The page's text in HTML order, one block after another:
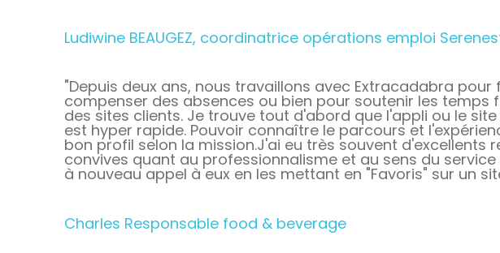
Ludiwine BEAUGEZ, coordinatrice opérations emploi
"Depuis deux ans, nous travaillons avec Extracadabra
compenser des absences ou bien pour soutenir les temps
des sites clients. Je trouve tout d'abord que l'appli ou le
est hyper rapide. Pouvoir connaître le parcours et
bon profil selon la mission.J'ai eu très souvent d'excellents
convives quant au professionnalisme et au sens du
à nouveau appel à eux en les mettant en "Favoris" sur un
Charles Responsable food & beverage